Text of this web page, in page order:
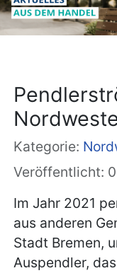
Kategorie:
Veröffentlicht:
Im Jahr 2021
aus anderen
Stadt Bremen,
Auspendler,